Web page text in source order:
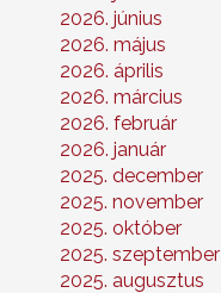
2026. június
2026. május
2026. április
2026. március
2026. február
2026. január
2025. december
2025. november
2025. október
2025. szeptember
2025. augusztus